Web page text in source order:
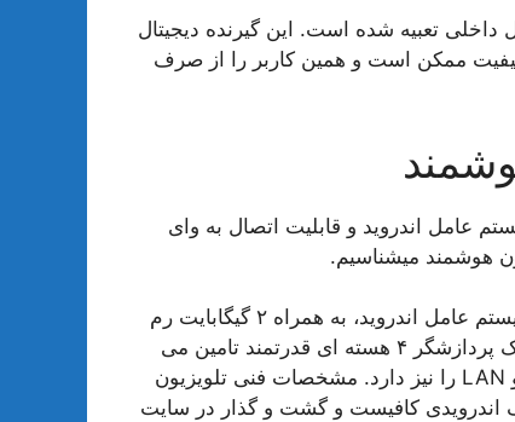
گیرنده دیجیتال داخلی تعبیه شده است. این گیرنده دیجیتال
کیفیت ممکن است و همین کاربر را از صرف
50 اینچ را به همراه سیستم عامل اندروید و قابلیت اتصال به وای
هوشمند میشناسیم.
تلویزیون 50 اینچ جی پلاس هوشمند دارای آخرین نسخه از سیستم عامل اندروید، به همراه ۲ گیگابایت رم
و ۱۶ گیگابایت حافظه داخلی است که قدرت پردازشی آن را یک پردازشگر ۴ هسته ای قدرتمند تامین می
کند. علاوه بر این قابلیت اتصال به اینترنت از طریق وای فای و LAN را نیز دارد. مشخصات فنی تلویزیون
اندرویدی کافیست و گشت و گذار در سایت